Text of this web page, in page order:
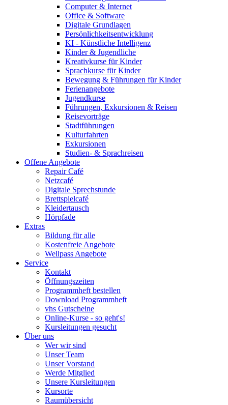
Computer & Internet
Office & Software
Digitale Grundlagen
Persönlichkeitsentwicklung
KI - Künstliche Intelligenz
Kinder & Jugendliche
Kreativkurse für Kinder
Sprachkurse für Kinder
Bewegung & Führungen für Kinder
Ferienangebote
Jugendkurse
Führungen, Exkursionen & Reisen
Reisevorträge
Stadtführungen
Kulturfahrten
Exkursionen
Studien- & Sprachreisen
Offene Angebote
Repair Café
Netzcafé
Digitale Sprechstunde
Brettspielcafé
Kleidertausch
Hörpfade
Extras
Bildung für alle
Kostenfreie Angebote
Wellpass Angebote
Service
Kontakt
Öffnungszeiten
Programmheft bestellen
Download Programmheft
vhs Gutscheine
Online-Kurse - so geht's!
Kursleitungen gesucht
Über uns
Wer wir sind
Unser Team
Unser Vorstand
Werde Mitglied
Unsere Kursleitungen
Kursorte
Raumübersicht